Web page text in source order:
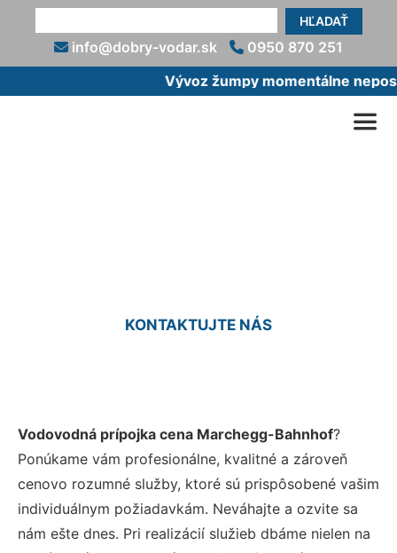
HĽADAŤ
info@dobry-vodar.sk
0950 870 251
Vývoz žumpy momentálne
KONTAKTUJTE NÁS
Vodovodná prípojka cena Marchegg-Bahnhof?
Ponúkame vám profesionálne, kvalitné a zároveň
cenovo rozumné služby, ktoré sú prispôsobené vašim
individuálnym požiadavkám. Neváhajte a ozvite sa
nám ešte dnes. Pri realizácií služieb dbáme nielen na